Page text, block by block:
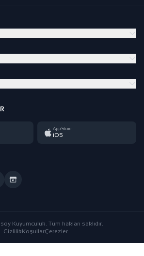
App Store
iOS
Kuyumculuk. Tüm hakları saklıdır.
GizlilikKoşullarÇerezler